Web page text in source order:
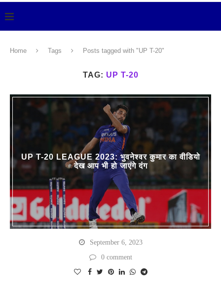
Home Tags Posts tagged with "UP T-20"
TAG: UP T-20
UP T-20 LEAGUE 2023: भुवनेश्वर कुमार का वीडियो
देख आप भी हो जाएंगे दंग
September 6, 2023
0 comment